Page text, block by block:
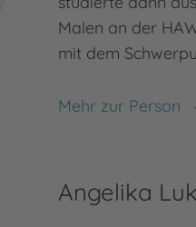
Malen an der
mit dem
Mehr zur Person
Kathrin Treuber
Angelika